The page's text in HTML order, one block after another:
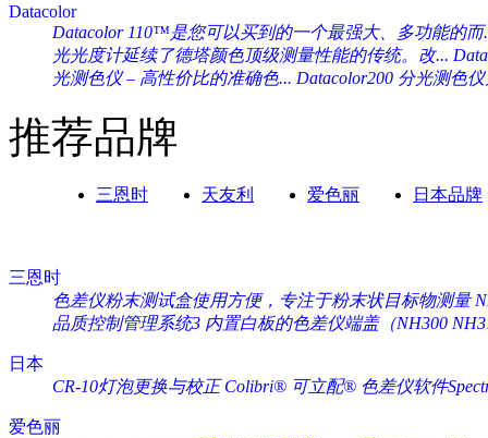
Datacolor
Datacolor 110™是您可以买到的一个最强大、多功能的而
光光度计延续了德塔颜色顶级测量性能的传统。改...
光测色仪 – 高性价比的准确色... Datacolor200 分光测色
推荐品牌
三恩时 天友利 爱色丽 日本品牌
三恩时
色差仪粉末测试盒使用方便，专注于粉末状目标物测量
品质控制管理系统3 内置白板的色差仪端盖（NH300
日本
CR-10灯泡更换与校正 Colibri® 可立配® 色差仪软件
爱色丽